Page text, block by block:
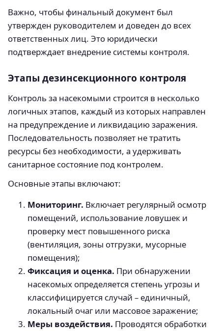
Важно, чтобы финальный документ был
утвержден руководителем и доведен до всех
ответственных лиц. Это юридически
подтверждает внедрение системы контроля.
Этапы дезинсекционного контроля
Контроль за насекомыми строится в несколько
логичных этапов, каждый из которых направлен
на предупреждение и ликвидацию заражения.
Последовательность позволяет не тратить
ресурсы без необходимости, а удерживать
санитарное состояние под контролем.
Основные этапы включают:
Мониторинг. Включает регулярный осмотр
помещений, использование ловушек и
проверку мест повышенного риска
(вентиляция, зоны отгрузки, мусорные
помещения);
Фиксация и оценка. При обнаружении
насекомых определяется степень угрозы и
классифицируется случай – единичный,
локальный очаг или массовое заражение;
Меры воздействия. Проводятся обработки